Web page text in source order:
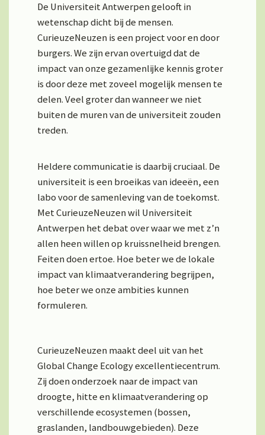
De Universiteit Antwerpen gelooft in
wetenschap dicht bij de mensen.
CurieuzeNeuzen is een project voor en door
burgers. We zijn ervan overtuigd dat de
impact van onze gezamenlijke kennis groter
is door deze met zoveel mogelijk mensen te
delen. Veel groter dan wanneer we niet
buiten de muren van de universiteit zouden
treden.
Heldere communicatie is daarbij cruciaal. De
universiteit is een broeikas van ideeën, een
labo voor de samenleving van de toekomst.
Met CurieuzeNeuzen wil Universiteit
Antwerpen het debat over waar we met z’n
allen heen willen op kruissnelheid brengen.
Feiten doen ertoe. Hoe beter we de lokale
impact van klimaatverandering begrijpen,
hoe beter we onze ambities kunnen
formuleren.
CurieuzeNeuzen maakt deel uit van het
Global Change Ecology excellentiecentrum.
Zij doen onderzoek naar de impact van
droogte, hitte en klimaatverandering op
verschillende ecosystemen (bossen,
graslanden, landbouwgebieden). Deze